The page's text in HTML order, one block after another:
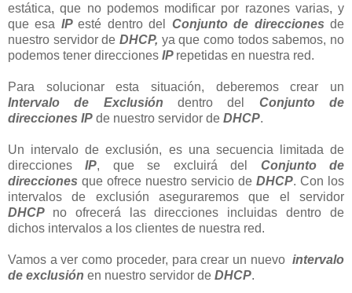
estática, que no podemos modificar por razones varias, y
que esa IPesté dentro del Conjunto de direcciones de
nuestro servidor de DHCP, ya que como todos sabemos, no
podemos tener direcciones IP repetidas en nuestra red.
Para solucionar esta situación, deberemos crear un
Intervalo de Exclusión dentro del Conjunto de
direcciones IP de nuestro servidor de DHCP.
Un intervalo de exclusión, es una secuencia limitada de
direccionesIP, que se excluirá del Conjunto de
direcciones que ofrece nuestro servicio de DHCP. Con los
intervalos de exclusión aseguraremos que el servidor
DHCP no ofrecerá las direcciones incluidas dentro de
dichos intervalos a los clientes de nuestra red.
Vamos a ver como proceder, para crear un nuevo intervalo
de exclusión en nuestro servidor de DHCP.